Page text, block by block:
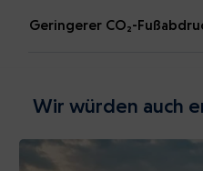
Geringerer CO₂-
Wir würden auch